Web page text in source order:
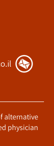
alternative
physician.